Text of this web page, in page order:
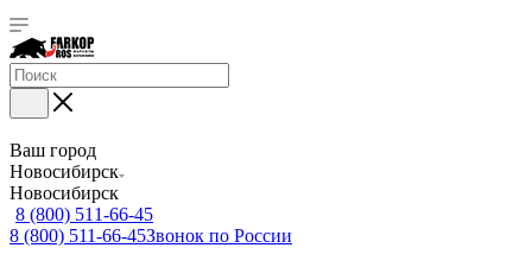
Ваш город
Новосибирск
Новосибирск
8 (800) 511-66-45
8 (800) 511-66-45Звонок по России